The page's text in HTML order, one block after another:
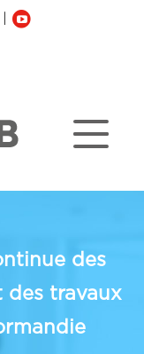
des
des travaux